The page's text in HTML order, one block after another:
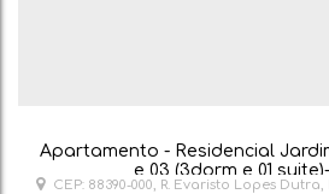
Apartamento - Residencial
e 03 (3dorm e 01
CEP: 88390-000, R. Evaristo Lopes Dutra,